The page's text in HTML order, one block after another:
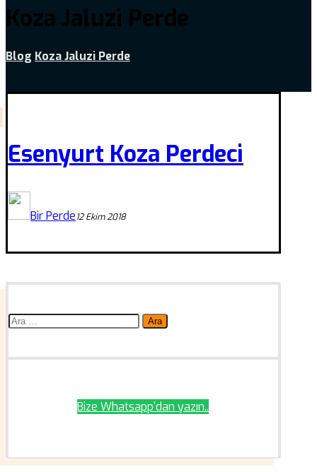
Koza Jaluzi Perde
Blog Koza Jaluzi Perde
Esenyurt Koza Perdeci
Bir Perde12 Ekim 2018
Arama:
Bize Whatsapp'dan yazın..